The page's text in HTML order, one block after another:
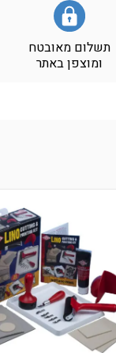
תשלום מאובטח
ומוצפן באתר